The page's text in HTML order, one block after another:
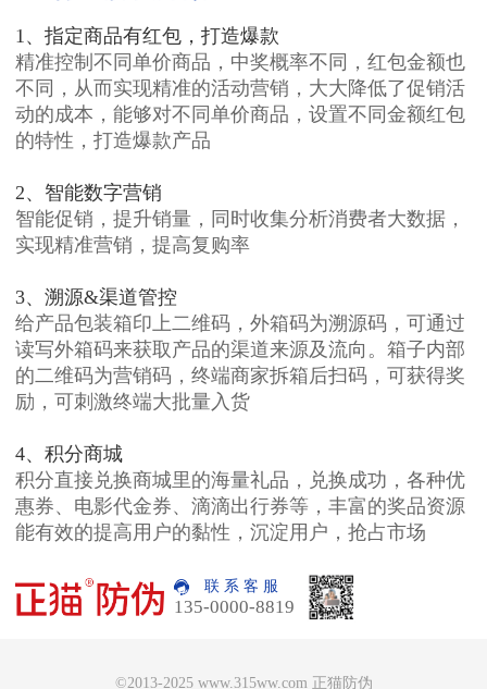
1、指定商品有红包，打造爆款
精准控制不同单价商品，中奖概率不同，红包金额也
不同，从而实现精准的活动营销，大大降低了促销活
动的成本，能够对不同单价商品，设置不同金额红包
的特性，打造爆款产品
2、智能数字营销
智能促销，提升销量，同时收集分析消费者大数据，
实现精准营销，提高复购率
3、溯源&渠道管控
给产品包装箱印上二维码，外箱码为溯源码，可通过
读写外箱码来获取产品的渠道来源及流向。箱子内部
的二维码为营销码，终端商家拆箱后扫码，可获得奖
励，可刺激终端大批量入货
4、积分商城
积分直接兑换商城里的海量礼品，兑换成功，各种优
惠券、电影代金券、滴滴出行券等，丰富的奖品资源
能有效的提高用户的黏性，沉淀用户，抢占市场
联 系 客 服
135-0000-8819
©2013-2025 www.315ww.com 正猫防伪